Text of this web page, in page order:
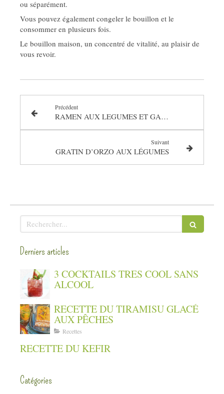
ou séparément.
Vous pouvez également congeler le bouillon et le
consommer en plusieurs fois.
Le bouillon maison, un concentré de vitalité, au plaisir de
vous revoir.
Précédent
RAMEN AUX LEGUMES ET GALETTE DE RIZ
Suivant
GRATIN D’ORZO AUX LÉGUMES
Rechercher
Derniers articles
3 COCKTAILS TRES COOL SANS
ALCOOL
RECETTE DU TIRAMISU GLACÉ
AUX PÊCHES
Recettes
RECETTE DU KEFIR
Catégories